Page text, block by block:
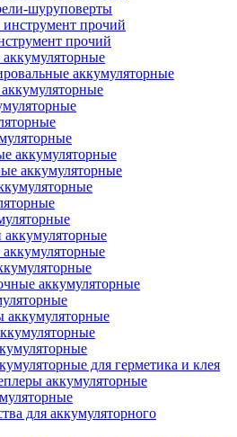
шуруповерты
прочий
аккумуляторные
аккумуляторные
аккумуляторные
аккумуляторные
аккумуляторные
для герметика и клея
аккумуляторные